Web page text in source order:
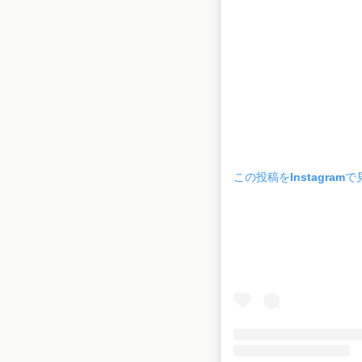
この投稿をInstagramで